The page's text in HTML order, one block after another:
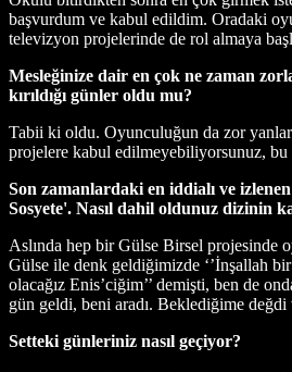
başvurdum ve kabul edildim. Oradaki
televizyon projelerinde de rol almaya
Mesleğinize dair en çok ne zaman
kırıldığı günler oldu mu?
Tabii ki oldu. Oyunculuğun da zor
projelere kabul edilmeyebiliyorsunuz, bu
Son zamanlardaki en iddialı ve
Sosyete'. Nasıl dahil oldunuz dizinin
Aslında hep bir Gülse Birsel projesinde
Gülse ile denk geldiğimizde ‘’İnşallah
olacağız Enis’ciğim’’ demişti, ben de
gün geldi, beni aradı. Beklediğime değdi
Setteki günleriniz nasıl geçiyor?